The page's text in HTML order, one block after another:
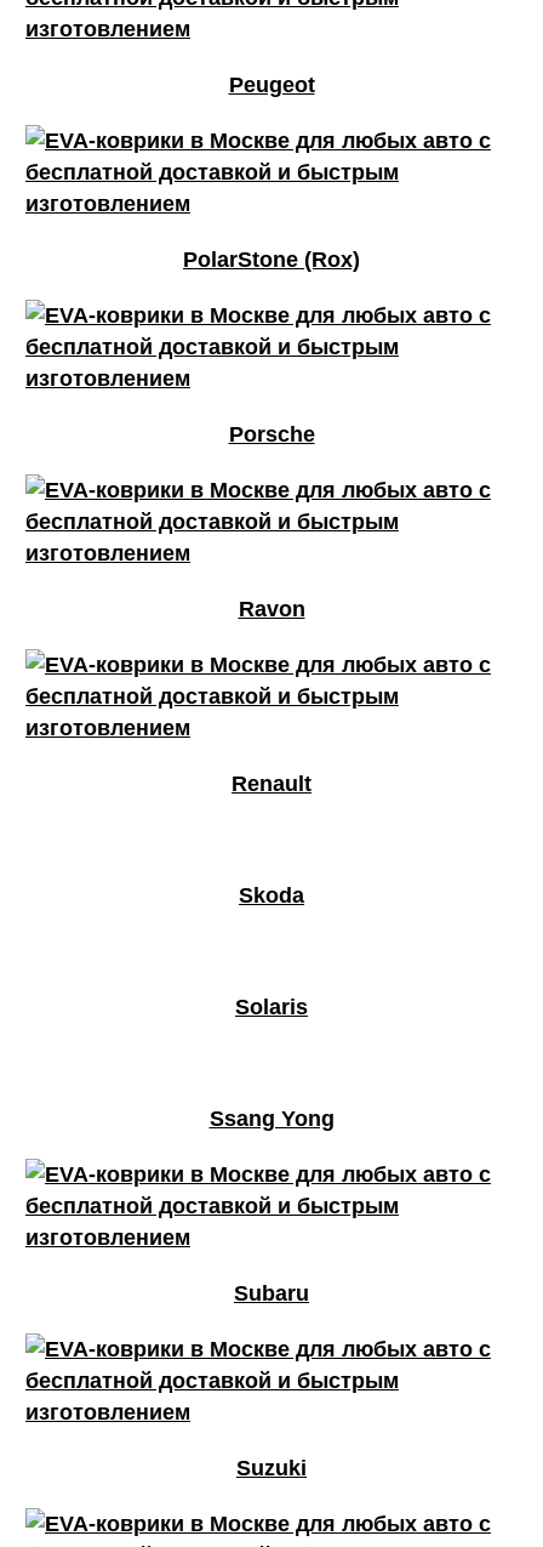
Peugeot
PolarStone (Rox)
Porsche
Ravon
Renault
Skoda
Solaris
Ssang Yong
Subaru
Suzuki